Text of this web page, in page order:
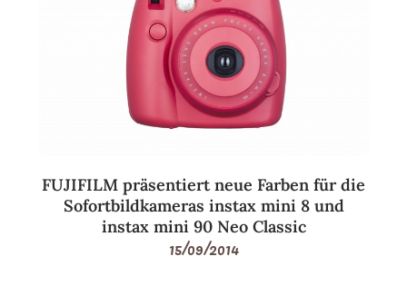
FUJIFILM präsentiert neue Farben für die
Sofortbildkameras instax mini 8 und
instax mini 90 Neo Classic
15/09/2014